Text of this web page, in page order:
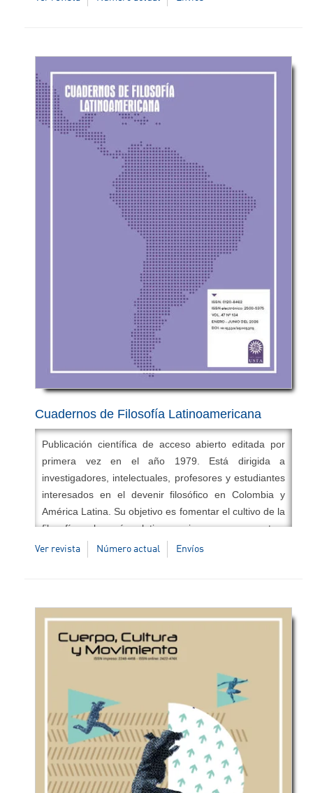
como lo cultural, social, político y económico. Dichos
espacialidades no solo geográficas sino también
virtuales.
Cultura, contracultura, identidades y
movimientos sociales
afros, feministas, entre otros).
Comunicación visual y productos
cine, televisión, literatura.
Universidad Santo Tomás
2500-6681
10.15332/25006681
semestral.
Pablo Felipe Gómez Montañez, Ph.D.
Editora Asociada:
Jeice Dayanna Hernández
Correo electrónico: revistacampos@usta.edu.co
DOAJ, Redib,Clase,Circ,Base,Google
Scholar,Miar,Ulrich's Periodical
Directory,EZB,LatinRev,Erih Plus,Seriunam.
Cuadernos de Filosofía Latinoamericana
Publicación científica de acceso abierto editada por
primera vez en el año 1979. Está dirigida a
investigadores, intelectuales, profesores y estudiantes
interesados en el devenir filosófico en Colombia y
América Latina. Su objetivo es fomentar el cultivo de la
filosofía en los países latinoamericanos como aporte a
la formación democrática de los ciudadanos.
metafísica, estética, ciencia y tecnología.
Periodicidad:semestral.
0120-8462
10.15332/25005375
Editor en Jefe:Juan Carlos Moreno Ortiz, PhD
Correo electrónico:
cuadernosdefilosofia@usta.edu.co
Indexada en:
Ver revista Número actual Envíos